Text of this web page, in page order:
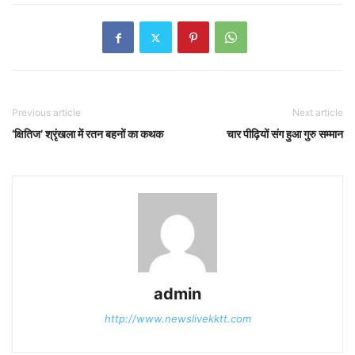
Previous article
‘क्षितिज’ श्रृंखला में रतन बहनों का कथक
Next article
चार पीढ़ियों संग हुआ गुरु सम्मान
admin
http://www.newslivekktt.com